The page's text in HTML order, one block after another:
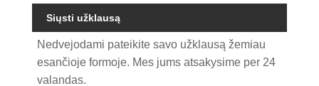
Siųsti užklausą
Nedvejodami pateikite savo užklausą žemiau
esančioje formoje. Mes jums atsakysime per 24
valandas.